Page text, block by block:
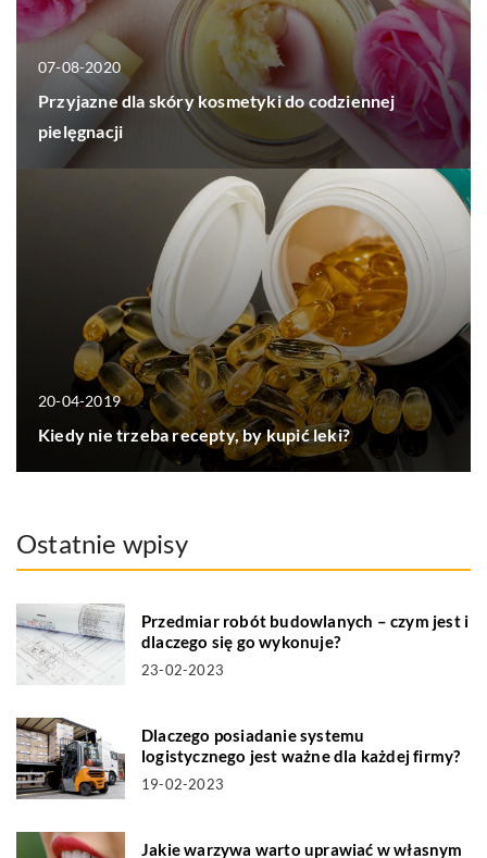
07-08-2020
Przyjazne dla skóry kosmetyki do codziennej
pielęgnacji
20-04-2019
Kiedy nie trzeba recepty, by kupić leki?
Ostatnie wpisy
Przedmiar robót budowlanych – czym jest i
dlaczego się go wykonuje?
23-02-2023
Dlaczego posiadanie systemu
logistycznego jest ważne dla każdej firmy?
19-02-2023
Jakie warzywa warto uprawiać w własnym